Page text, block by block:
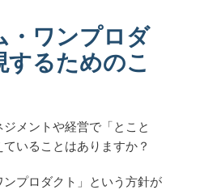
・ワンプロダ
するためのこ
メントや経営で「とこと
いることはありますか？
ンプロダクト」という方針が